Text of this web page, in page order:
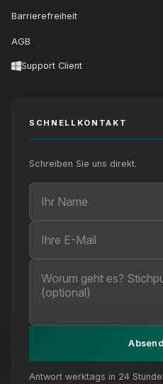
Barrierefreiheit
AGB
Support Client
SCHNELLKONTAKT
Schreiben Sie uns direkt.
Ihr Name
Ihre E-Mail
Ihre Nachricht (optional)
Antwort werktags in 24